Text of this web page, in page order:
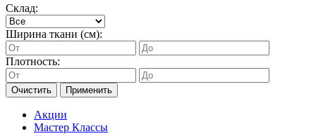
Склад:
Ширина ткани (см):
Плотность:
Очистить Применить
Акции
Мастер Классы